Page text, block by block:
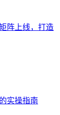
阵上线，打造
实操指南